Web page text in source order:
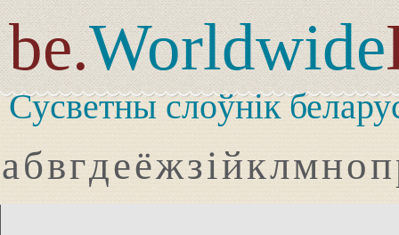
be.Worldwide
Сусветны слоўнік
абвгдеёжзійклмноп